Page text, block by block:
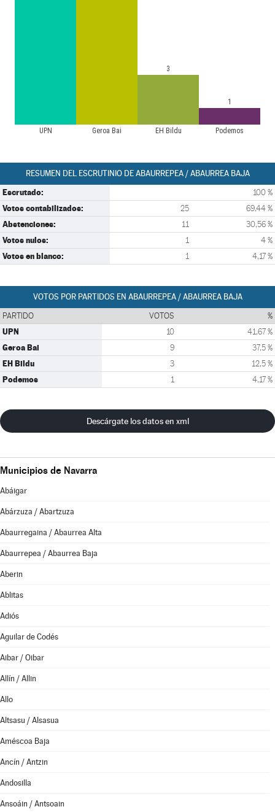
UPN Geroa Bai EH Bildu Podemos
3
1
RESUMEN DEL ESCRUTINIO DE ABAURREPEA / ABAURREA BAJA
Escrutado: 100 %
Votos contabilizados: 25 69,44 %
Abstenciones: 11 30,56 %
Votos nulos: 1 4 %
Votos en blanco: 1 4,17 %
VOTOS POR PARTIDOS EN ABAURREPEA / ABAURREA BAJA
PARTIDO VOTOS %
UPN 10 41,67 %
Geroa Bai 9 37,5 %
EH Bildu 3 12,5 %
Podemos 1 4,17 %
Descárgate los datos en xml
Municipios de Navarra
Abáigar
Abárzuza / Abartzuza
Abaurregaina / Abaurrea Alta
Abaurrepea / Abaurrea Baja
Aberin
Ablitas
Adiós
Aguilar de Codés
Aibar / Oibar
Allín / Allin
Allo
Altsasu / Alsasua
Améscoa Baja
Ancín / Antzin
Andosilla
Ansoáin / Antsoain